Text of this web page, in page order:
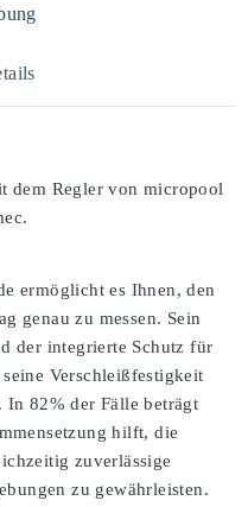
dem Regler von micropool
ermöglicht es Ihnen, den
genau zu messen. Sein
der integrierte Schutz für
Verschleißfestigkeit
In 82% der Fälle beträgt
hilft, die
zuverlässige
zu gewährleisten.